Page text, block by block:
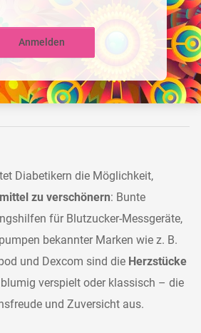
Anmelden
Diabetikern die Möglichkeit,
zu verschönern: Bunte
für Blutzucker-Messgeräte,
bekannter Marken wie z. B.
und Dexcom sind die Herzstücke
blumig verspielt oder klassisch – die
und Zuversicht aus.